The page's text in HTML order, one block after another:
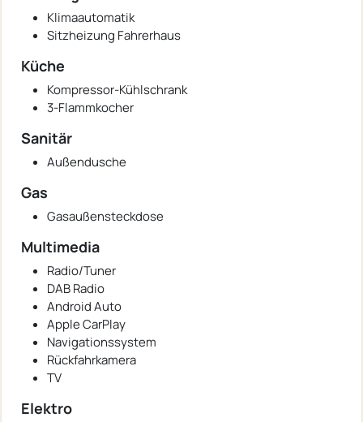
Klimaautomatik
Sitzheizung Fahrerhaus
Küche
Kompressor-Kühlschrank
3-Flammkocher
Sanitär
Außendusche
Gas
Gasaußensteckdose
Multimedia
Radio/Tuner
DAB Radio
Android Auto
Apple CarPlay
Navigationssystem
Rückfahrkamera
TV
Elektro